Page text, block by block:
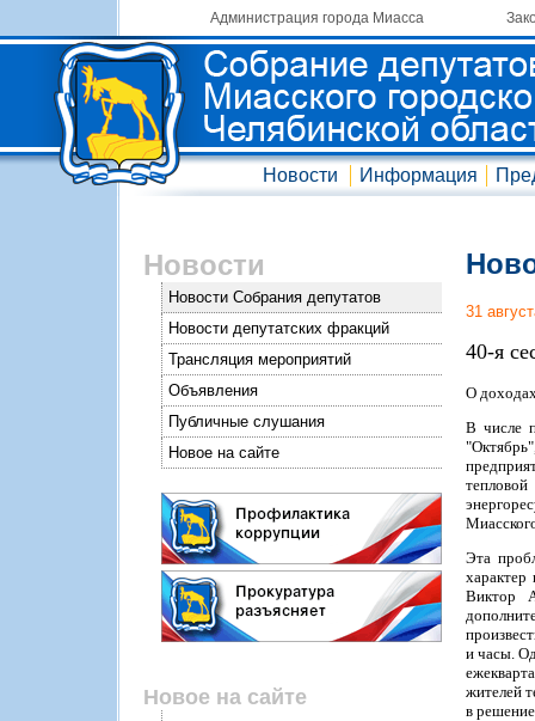
Администрация города Миасса
Новости Информация
Новости
Новости Собрания депутатов
Новости депутатских фракций
Трансляция мероприятий
Объявления
Публичные слушания
Новое на сайте
Новое на сайте
31
40-я
О
В числе
Эта
характер
Виктор
и часы.
жителей
в